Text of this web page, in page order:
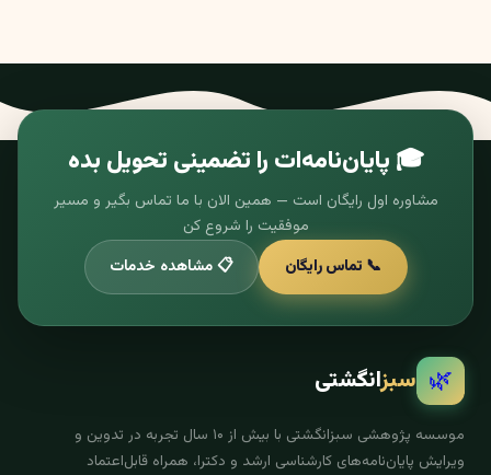
🎓 پایان‌نامه‌ات را تضمینی تحویل بده
مشاوره اول رایگان است — همین الان با ما تماس بگیر و مسیر
موفقیت را شروع کن
📞 تماس رایگان
📋 مشاهده خدمات
🌿 سبزانگشتی
موسسه پژوهشی سبزانگشتی با بیش از ۱۰ سال تجربه در تدوین و
ویرایش پایان‌نامه‌های کارشناسی ارشد و دکترا، همراه قابل‌اعتماد